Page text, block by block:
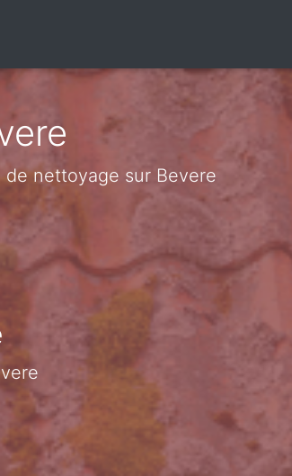
de nettoyage sur Bevere